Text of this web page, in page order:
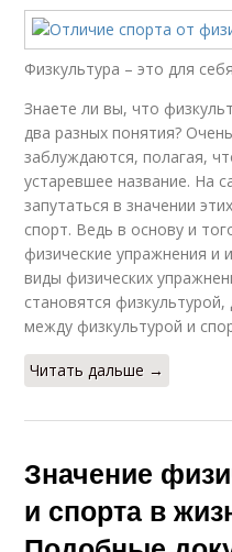
Физкультура – это для
Знаете ли вы, что
два разных понятия?
заблуждаются, полагая,
устаревшее название. На
запутаться в значении
спорт. Ведь в основу и
физические упражнения и
виды физических
становятся
между физкультурой и
Читать дальше →
Значение
и спорта в